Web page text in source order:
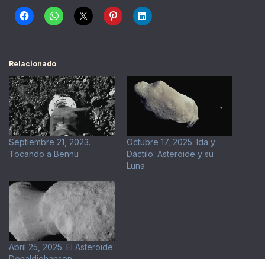
Relacionado
Septiembre 21, 2023.
Tocando a Bennu
Octubre 17, 2025. Ida y
Dáctilo: Asteroide y su
Luna
Abril 25, 2025. El Asteroide